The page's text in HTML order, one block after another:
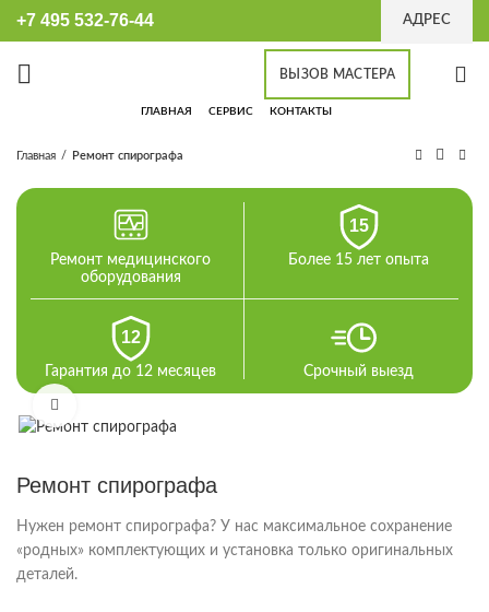
+7 495 532-76-44 АДРЕС
ВЫЗОВ МАСТЕРА
ГЛАВНАЯ СЕРВИС КОНТАКТЫ
Главная Ремонт спирографа
Ремонт медицинского
оборудования
15
Более 15 лет опыта
12
Гарантия до 12 месяцев Срочный выезд
Ремонт спирографа
Нужен ремонт спирографа? У нас максимальное сохранение
«родных» комплектующих и установка только оригинальных
деталей.